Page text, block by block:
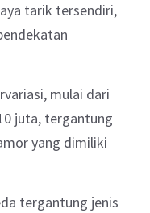
tarik tersendiri,
mulai dari
juta, tergantung
yang dimiliki
tergantung jenis